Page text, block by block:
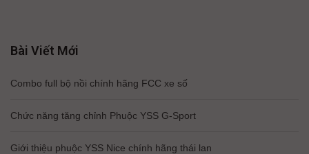
Bài Viết Mới
Combo full bộ nồi chính hãng FCC xe số
Chức năng tăng chỉnh Phuộc YSS G-Sport
Giới thiệu phuộc YSS Nice chính hãng thái lan